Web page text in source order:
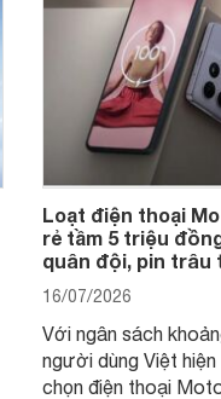
Loạt điện thoại
rẻ tầm 5 triệu
quân đội, pin trâu
16/07/2026
Với ngân sách
người dùng Việt
chọn điện thoại